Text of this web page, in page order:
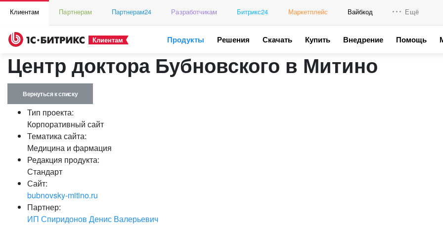
Клиентам Партнерам Партнерам24 Разработчикам Битрикс24 Маркетплейс Вайбкод Ещё
Клиентам Продукты Решения Скачать Купить Внедрение Помощь
Центр доктора Бубновского в Митино
Вернуться к списку
Тип проекта:
Корпоративный сайт
Тематика сайта:
Медицина и фармация
Редакция продукта:
Стандарт
Сайт:
bubnovsky-mitino.ru
Партнер:
ИП Спиридонов Денис Валерьевич